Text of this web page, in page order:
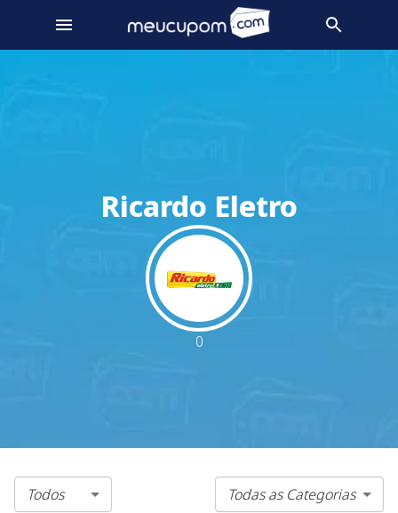
Ricardo Eletro
0
Todos Todas as Categorias